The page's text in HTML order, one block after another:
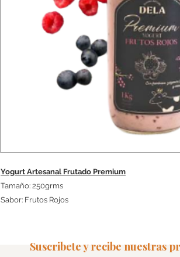
Yogurt Artesanal Frutado Premium
Tamaño: 250grms
Sabor: Frutos Rojos
Suscribete y recibe nuestras